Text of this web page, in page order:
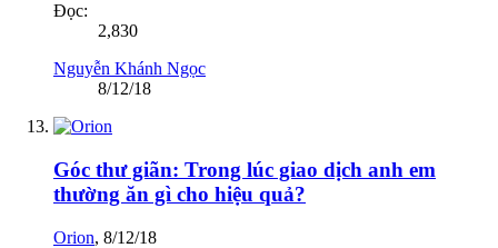
Đọc:
2,830
Nguyễn Khánh Ngọc
8/12/18
Góc thư giãn: Trong lúc giao dịch anh em
thường ăn gì cho hiệu quả?
Orion, 8/12/18